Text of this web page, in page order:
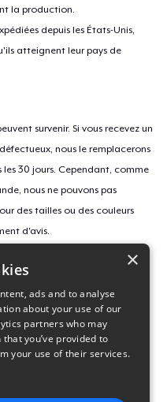
la production.
depuis les États-Unis,
atteignent leur pays de
survenir. Si vous recevez un
nous le remplacerons
les 30 jours. Cependant, comme
nous ne pouvons pas
des tailles ou des couleurs
d'avis.
ici ×
ads and to analyse
about your use of our
partners who may
you’ve provided to
your use of their services.